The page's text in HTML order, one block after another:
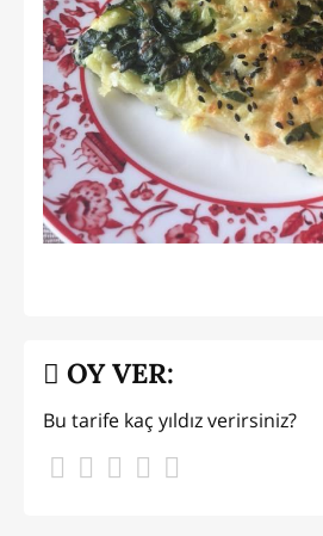
OY VER:
Bu tarife kaç yıldız verirsiniz?